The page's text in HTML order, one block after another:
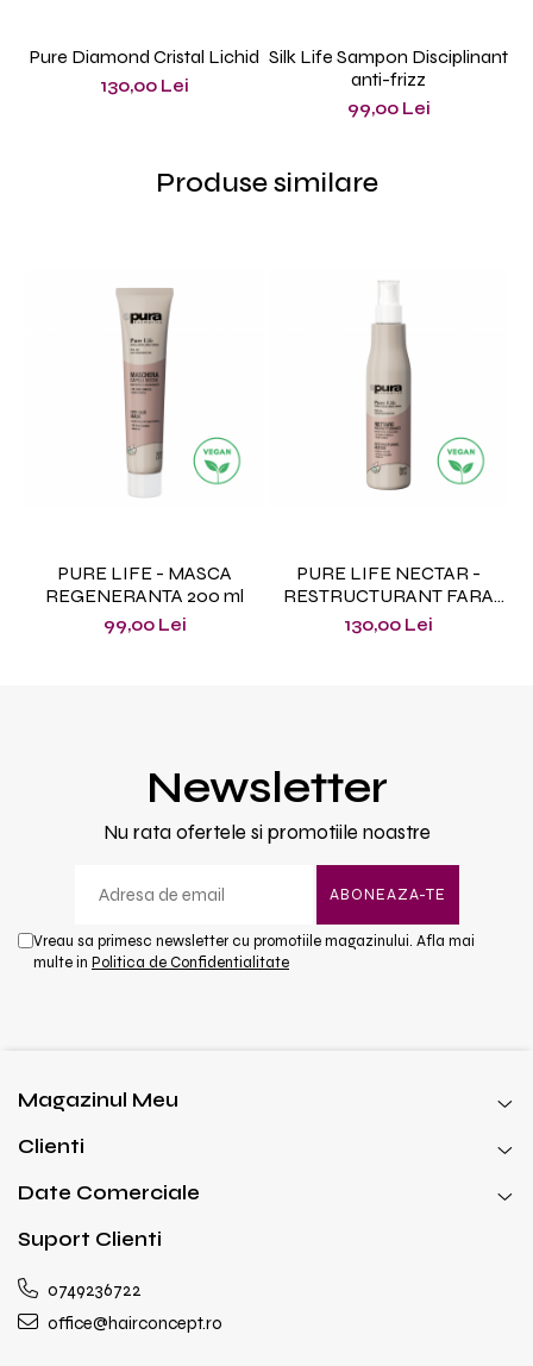
Pure Diamond Cristal Lichid
130,00 Lei
Silk Life Sampon Disciplinant
anti-frizz
99,00 Lei
Produse similare
PURE LIFE - MASCA
REGENERANTA 200 ml
99,00 Lei
PURE LIFE NECTAR -
RESTRUCTURANT FARA
CLATIRE 150 ml
130,00 Lei
Newsletter
Nu rata ofertele si promotiile noastre
Vreau sa primesc newsletter cu promotiile magazinului. Afla mai
multe in Politica de Confidentialitate
Magazinul Meu
Clienti
Date Comerciale
Suport Clienti
0749236722
office@hairconcept.ro